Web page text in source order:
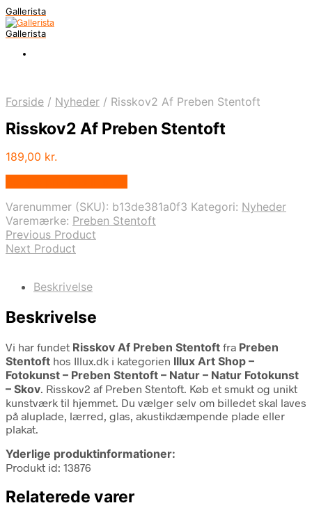
Gallerista
Gallerista
Forside / Nyheder / Risskov2 Af Preben Stentoft
Risskov2 Af Preben Stentoft
189,00 kr.
Varenummer (SKU): b13de381a0f3 Kategori: Nyheder
Varemærke: Preben Stentoft
Previous Product
Next Product
Beskrivelse
Beskrivelse
Vi har fundet Risskov Af Preben Stentoft fra Preben
Stentoft hos Illux.dk i kategorien Illux Art Shop –
Fotokunst – Preben Stentoft – Natur – Natur Fotokunst
– Skov. Risskov2 af Preben Stentoft. Køb et smukt og unikt
kunstværk til hjemmet. Du vælger selv om billedet skal laves
på aluplade, lærred, glas, akustikdæmpende plade eller
plakat.
Yderlige produktinformationer:
Produkt id: 13876
Relaterede varer